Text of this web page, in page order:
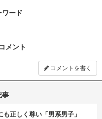
ード
メント
コメントを書く
事
も正しく尊い「男系男子」